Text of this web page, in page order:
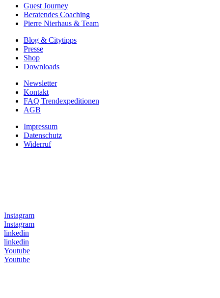
Guest Journey
Beratendes Coaching
Pierre Nierhaus & Team
Blog & Citytipps
Presse
Shop
Downloads
Newsletter
Kontakt
FAQ Trendexpeditionen
AGB
Impressum
Datenschutz
Widerruf
Instagram
Instagram
linkedin
linkedin
Youtube
Youtube